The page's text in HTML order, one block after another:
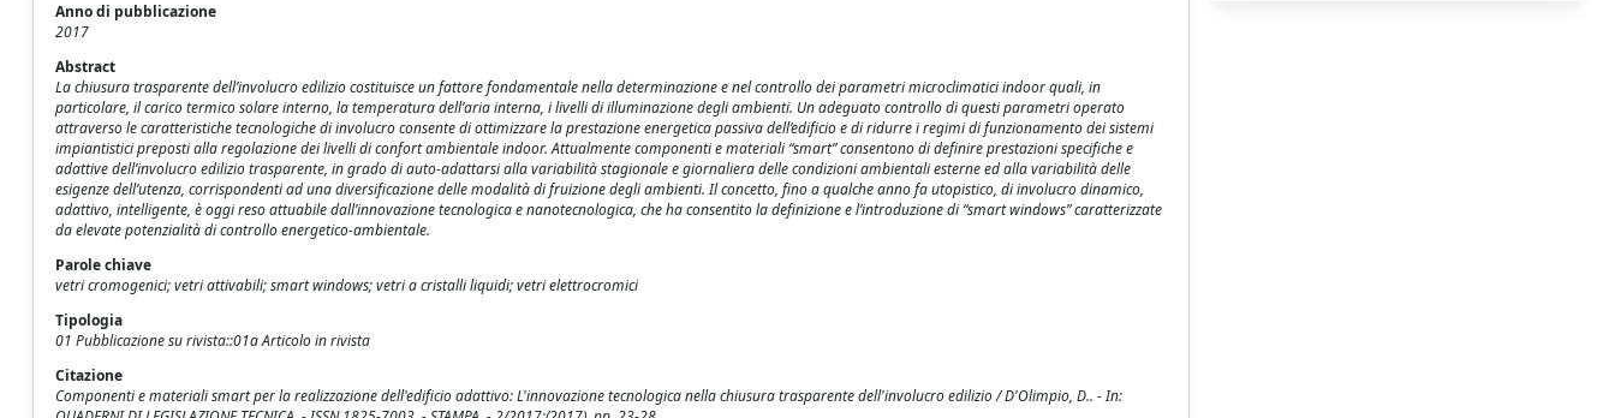
Anno di pubblicazione
2017
Abstract
La chiusura trasparente dell’involucro edilizio costituisce un fattore fondamentale nella determinazione e nel controllo dei parametri microclimatici indoor quali, in
particolare, il carico termico solare interno, la temperatura dell’aria interna, i livelli di illuminazione degli ambienti. Un adeguato controllo di questi parametri operato
attraverso le caratteristiche tecnologiche di involucro consente di ottimizzare la prestazione energetica passiva dell’edificio e di ridurre i regimi di funzionamento dei sistemi
impiantistici preposti alla regolazione dei livelli di confort ambientale indoor. Attualmente componenti e materiali “smart” consentono di definire prestazioni specifiche e
adattive dell’involucro edilizio trasparente, in grado di auto-adattarsi alla variabilità stagionale e giornaliera delle condizioni ambientali esterne ed alla variabilità delle
esigenze dell’utenza, corrispondenti ad una diversificazione delle modalità di fruizione degli ambienti. Il concetto, fino a qualche anno fa utopistico, di involucro dinamico,
adattivo, intelligente, è oggi reso attuabile dall’innovazione tecnologica e nanotecnologica, che ha consentito la definizione e l’introduzione di “smart windows” caratterizzate
da elevate potenzialità di controllo energetico-ambientale.
Parole chiave
vetri cromogenici; vetri attivabili; smart windows; vetri a cristalli liquidi; vetri elettrocromici
Tipologia
01 Pubblicazione su rivista::01a Articolo in rivista
Citazione
Componenti e materiali smart per la realizzazione dell'edificio adattivo: L'innovazione tecnologica nella chiusura trasparente dell'involucro edilizio / D'Olimpio, D.. - In: